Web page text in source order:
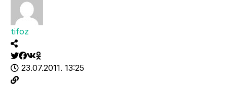
tifoz
23.07.2011. 13:25